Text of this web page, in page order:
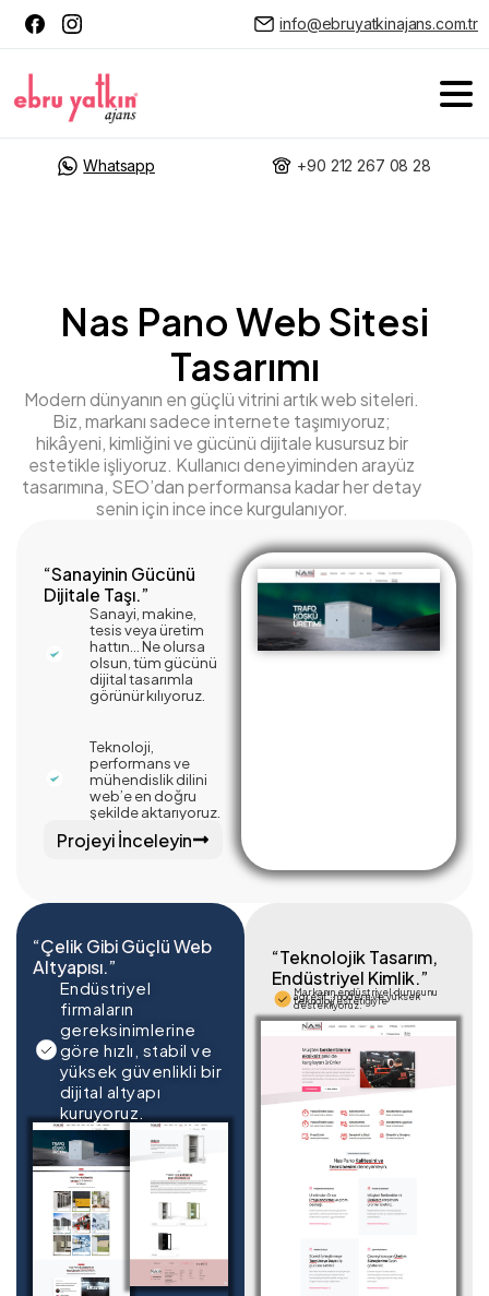
info@ebruyatkinajans.com.tr
Whatsapp +90 212 267 08 28
Nas Pano Web Sitesi
Tasarımı
Modern dünyanın en güçlü vitrini artık web siteleri.
Biz, markanı sadece internete taşımıyoruz;
hikâyeni, kimliğini ve gücünü dijitale kusursuz bir
estetikle işliyoruz. Kullanıcı deneyiminden arayüz
tasarımına, SEO’dan performansa kadar her detay
senin için ince ince kurgulanıyor.
“Sanayinin Gücünü
Dijitale Taşı.”
Sanayi, makine,
tesis veya üretim
hattın… Ne olursa
olsun, tüm gücünü
dijital tasarımla
görünür kılıyoruz.
Teknoloji,
performans ve
mühendislik dilini
web’e en doğru
şekilde aktarıyoruz.
Projeyi İnceleyin
Endüstriyel
firmaların
gereksinimlerine
göre hızlı, stabil ve
yüksek güvenlikli bir
dijital altyapı
kuruyoruz.
“Çelik Gibi Güçlü Web
Altyapısı.”
Markanın endüstriyel duruşunu
agresif, modern ve yüksek
teknoloji estetiğiyle
destekliyoruz.
“Teknolojik Tasarım,
Endüstriyel Kimlik.”